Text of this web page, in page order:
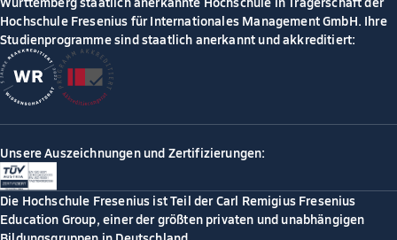
Hochschule Fresenius für Internationales Management GmbH. Ihre
Studienprogramme sind staatlich anerkannt und akkreditiert:
Unsere Auszeichnungen und Zertifizierungen:
Die Hochschule Fresenius ist Teil der Carl Remigius Fresenius
Education Group, einer der größten privaten und unabhängigen